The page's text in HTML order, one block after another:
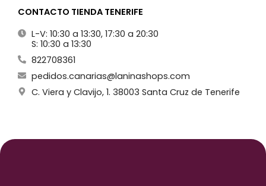
CONTACTO TIENDA TENERIFE
L-V: 10:30 a 13:30, 17:30 a 20:30
S: 10:30 a 13:30
822708361
pedidos.canarias@laninashops.com
C. Viera y Clavijo, 1. 38003 Santa Cruz de Tenerife